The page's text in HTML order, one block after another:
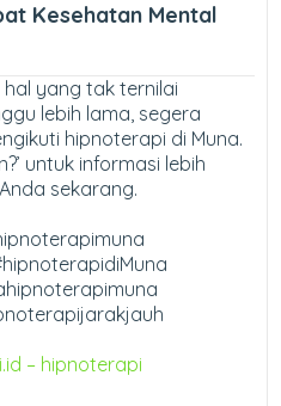
Kesehatan Mental
yang tak ternilai
lebih lama, segera
hipnoterapi di Muna.
untuk informasi lebih
sekarang.
– hipnoterapi